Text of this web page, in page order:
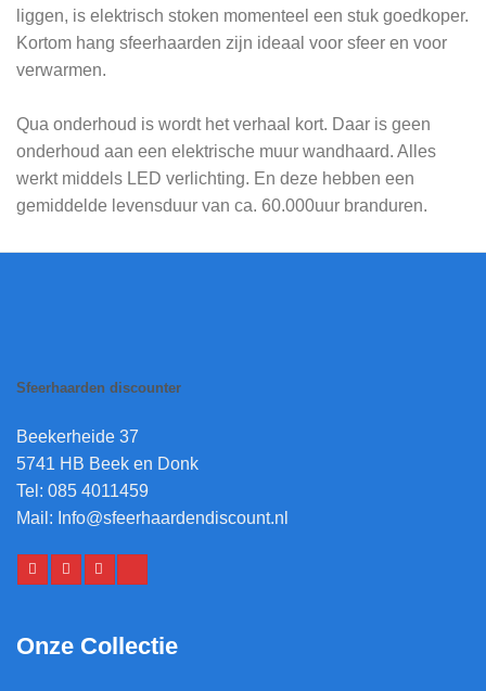
liggen, is elektrisch stoken momenteel een stuk goedkoper.
Kortom hang sfeerhaarden zijn ideaal voor sfeer en voor
verwarmen.
Qua onderhoud is wordt het verhaal kort. Daar is geen
onderhoud aan een elektrische muur wandhaard. Alles
werkt middels LED verlichting. En deze hebben een
gemiddelde levensduur van ca. 60.000uur branduren.
Sfeerhaarden discounter
Beekerheide 37
5741 HB Beek en Donk
Tel: 085 4011459
Mail: Info@sfeerhaardendiscount.nl
Onze Collectie